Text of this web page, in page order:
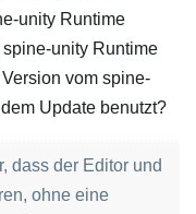
unity Runtime
unity Runtime
vom spine-
Update benutzt?
dass der Editor und
ohne eine